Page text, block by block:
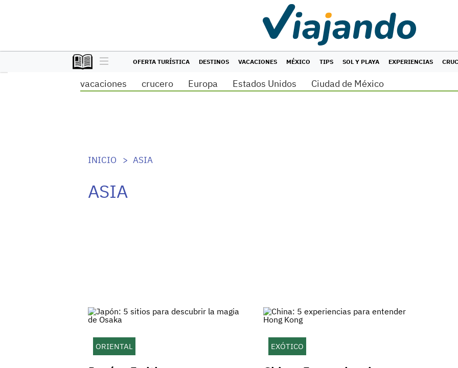
OFERTA TURÍSTICA DESTINOS VACACIONES MÉXICO TIPS SOL Y PLAYA EXPERIENCIAS
vacaciones crucero Europa Estados Unidos Ciudad de México
INICIO ASIA
ASIA
ORIENTAL EXÓTICO